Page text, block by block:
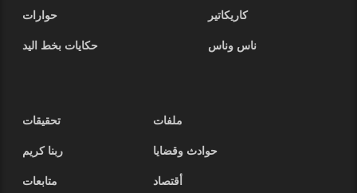
كاريكاتير
حوارات
ناس وناس
حكايات بخط اليد
ملفات
تحقيقات
حوادث وقضايا
ربنا كريم
أقتصاد
متابعات